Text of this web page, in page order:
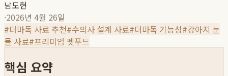
남도현
·2026년 4월 26일
#더마독 사료 추천#수의사 설계 사료#더마독 기능성#강아지 눈
물 사료#프리미엄 펫푸드
핵심 요약